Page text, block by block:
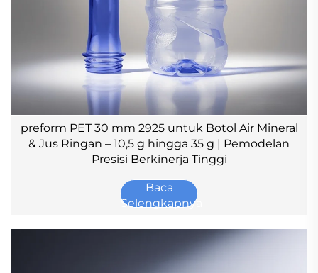
preform PET 30 mm 2925 untuk Botol Air Mineral
& Jus Ringan – 10,5 g hingga 35 g | Pemodelan
Presisi Berkinerja Tinggi
Baca
Selengkapnya